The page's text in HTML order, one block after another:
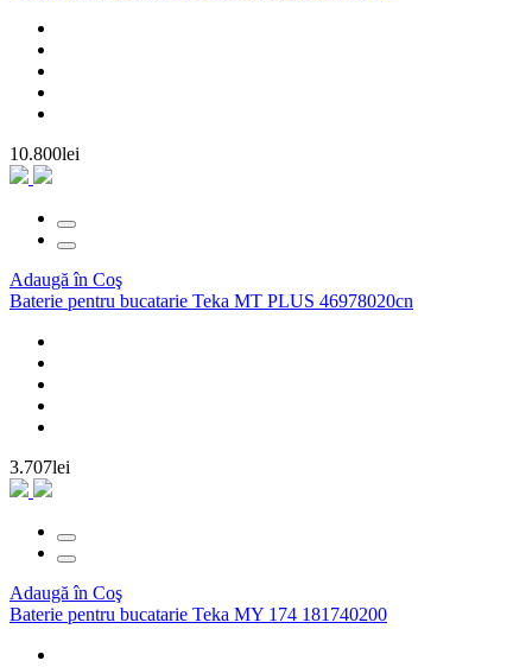
10.800lei
Adaugă în Coş
Baterie pentru bucatarie Teka MT PLUS 46978020cn
3.707lei
Adaugă în Coş
Baterie pentru bucatarie Teka MY 174 181740200